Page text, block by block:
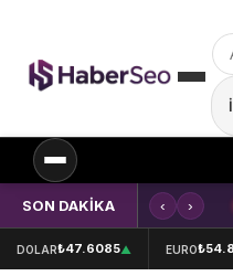
SPOR
SON DAKİKA ‹ ›
DOLAR₺47.6085▲ EURO